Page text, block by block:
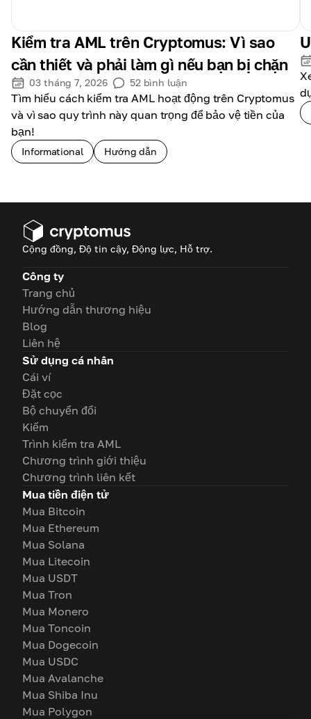
Kiểm tra AML trên Cryptomus: Vì sao
cần thiết và phải làm gì nếu bạn bị chặn
03 tháng 7, 2026 52 bình luận
Tìm hiểu cách kiểm tra AML hoạt động trên Cryptomus
và vì sao quy trình này quan trọng để bảo vệ tiền của
bạn!
Informational Hướng dẫn
Cộng đồng, Độ tin cậy, Động lực, Hỗ trợ.
Công ty
Trang chủ
Hướng dẫn thương hiệu
Blog
Liên hệ
Sử dụng cá nhân
Cái ví
Đặt cọc
Bộ chuyển đổi
Kiếm
Trình kiểm tra AML
Chương trình giới thiệu
Chương trình liên kết
Mua tiền điện tử
Mua Bitcoin
Mua Ethereum
Mua Solana
Mua Litecoin
Mua USDT
Mua Tron
Mua Monero
Mua Toncoin
Mua Dogecoin
Mua USDC
Mua Avalanche
Mua Shiba Inu
Mua Polygon